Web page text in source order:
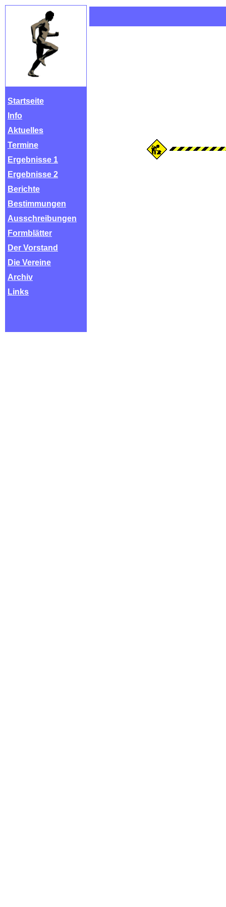
Startseite
Info
Aktuelles
Termine
Ergebnisse 1
Ergebnisse 2
Berichte
Bestimmungen
Ausschreibungen
Formblätter
Der Vorstand
Die Vereine
Archiv
Links